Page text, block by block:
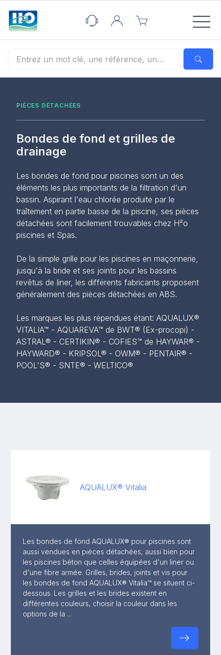
PIÈCES DÉTACHÉES
Bondes de fond et grilles de
drainage
Les bondes de fond pour piscines sont un des
éléments les plus importants de la filtration d'un
bassin. Aspirant l'eau chlorée produite par le
traîtement en partie basse de la piscine, ses pièces
détachées sont facilement trouvables chez H²o
piscines et Spas.
De la simple grille pour les piscines en maçonnerie,
jusqu'à la bride et ses joints pour les bassins
revêtus de liner, les différents fabricants proposent
généralement des pièces détachées en ABS.
Les marques les plus répendues étant: AQUALUX®
VITALIA™ - AQUAREVA™ de BWT® (Ex-procopi) -
ASTRAL® - CERTIKIN® - COFIES™ de HAYWAR® -
HAYWARD® - KRIPSOL® - OWM® - PENTAIR® -
POOL'S® - SNTE® - WELTICO®
AQUALUX® Vitalia
Les bondes de fond AQUALUX® pour piscines sont
aussi vendues en pièces détachées, aussi bien pour
les piscines béton que celles équipées d'un liner ou
d'une fibre armée. Grilles, brides, joints et vis pour
les bondes de fond AQUALUX® Vitalia™ se situent ci-
dessous. Les grilles et les brides existent en
différentes couleurs, choisir la couleur dans les
options de la ...